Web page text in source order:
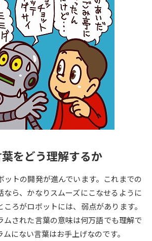
料から請求
大学院の資料請求
備校
大学入学共通テスト「受験案
内」の請求
験上の
高等学校卒業程度認定試験
小学校教員資格認定試験
格認定
学研究 大学検索
をどう理解するか
ットの開発が進んでいます。これまでの
なら、かなりスムーズにこなせるように
ろがロボットには、弱点があります。
ムされた言葉の意味は何万語でも理解で
にない言葉はお手上げなのです。